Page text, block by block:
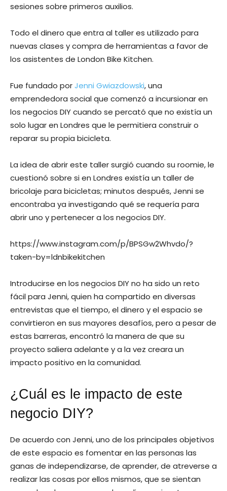
sesiones sobre primeros auxilios.
Todo el dinero que entra al taller es utilizado para
nuevas clases y compra de herramientas a favor de
los asistentes de London Bike Kitchen.
Fue fundado porJenni Gwiazdowski, una
emprendedora social que comenzó a incursionar en
los negocios DIY cuando se percató que no existía un
solo lugar en Londres que le permitiera construir o
reparar su propia bicicleta.
La idea de abrir este taller surgió cuando su roomie, le
cuestionó sobre si en Londres existía un taller de
bricolaje para bicicletas; minutos después, Jenni se
encontraba ya investigando qué se requería para
abrir uno y pertenecer a los negocios DIY.
https://www.instagram.com/p/BPSGw2Whvdo/?
taken-by=ldnbikekitchen
Introducirse en los negocios DIY no ha sido un reto
fácil para Jenni, quien ha compartido en diversas
entrevistas que el tiempo, el dinero y el espacio se
convirtieron en sus mayores desafíos, pero a pesar de
estas barreras, encontró la manera de que su
proyecto saliera adelante y a la vez creara un
impacto positivo en la comunidad.
¿Cuál es le impacto de este
negocio DIY?
De acuerdo con Jenni, uno de los principales objetivos
de este espacio es fomentar en las personas las
ganas de independizarse, de aprender, de atreverse a
realizar las cosas por ellos mismos, que se sientan